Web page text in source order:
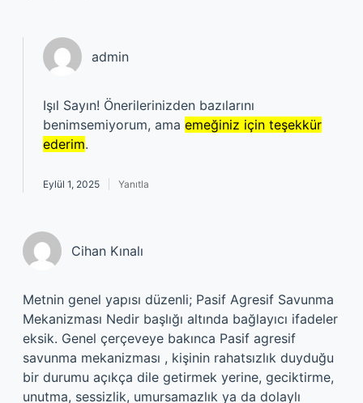
admin
Işıl Sayın! Önerilerinizden bazılarını
benimsemiyorum, ama emeğiniz için teşekkür
ederim.
Eylül 1, 2025 Yanıtla
Cihan Kınalı
Metnin genel yapısı düzenli; Pasif Agresif Savunma
Mekanizması Nedir başlığı altında bağlayıcı ifadeler
eksik. Genel çerçeveye bakınca Pasif agresif
savunma mekanizması , kişinin rahatsızlık duyduğu
bir durumu açıkça dile getirmek yerine, geciktirme,
unutma, sessizlik, umursamazlık ya da dolaylı